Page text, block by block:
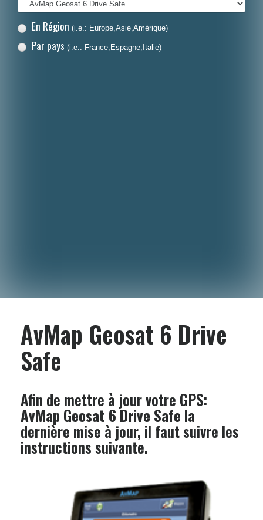
En Région (i.e.: Europe,Asie,Amérique)
Par pays (i.e.: France,Espagne,Italie)
AvMap Geosat 6 Drive
Safe
Afin de mettre à jour votre GPS:
AvMap Geosat 6 Drive Safe la
dernière mise à jour, il faut suivre les
instructions suivante.